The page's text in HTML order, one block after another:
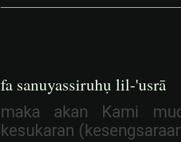
fa sanuyassiruhụ lil-'usrā
maka akan Kami
kesukaran